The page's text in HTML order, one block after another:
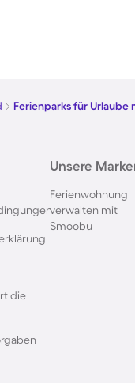
Ferienparks für Urlaube
die
Unsere
Ferienwohnung
verwalten mit
Smoobu